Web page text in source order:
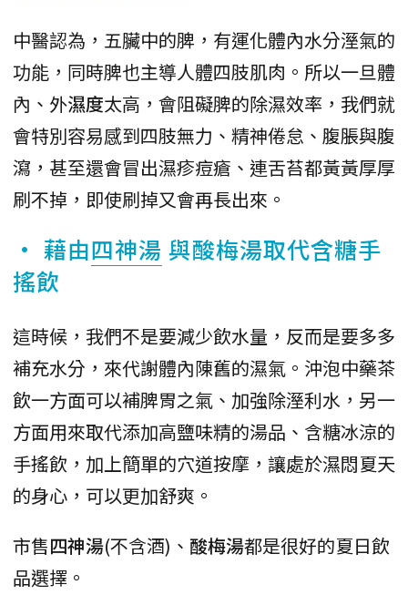
中醫認為，五臟中的脾，有運化體內水分溼氣的
功能，同時脾也主導人體四肢肌肉。所以一旦體
內、外濕度太高，會阻礙脾的除濕效率，我們就
會特別容易感到四肢無力、精神倦怠、腹脹與腹
瀉，甚至還會冒出濕疹痘瘡、連舌苔都黃黃厚厚
刷不掉，即使刷掉又會再長出來。
• 藉由四神湯 與酸梅湯取代含糖手
搖飲
這時候，我們不是要減少飲水量，反而是要多多
補充水分，來代謝體內陳舊的濕氣。沖泡中藥茶
飲一方面可以補脾胃之氣、加強除溼利水，另一
方面用來取代添加高鹽味精的湯品、含糖冰涼的
手搖飲，加上簡單的穴道按摩，讓處於濕悶夏天
的身心，可以更加舒爽。
市售四神湯(不含酒)、 酸梅湯都是很好的夏日飲
品選擇。